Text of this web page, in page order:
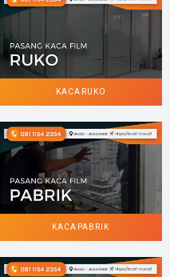
KACA RUKO
KACA PABRIK